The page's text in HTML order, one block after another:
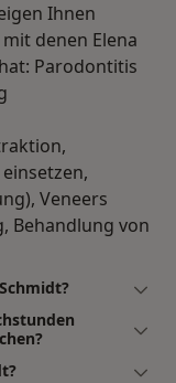
Ihnen
denen Elena
Parodontitis
Veneers
Behandlung von